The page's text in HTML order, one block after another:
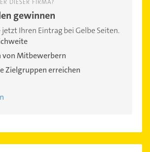
DIESER FIRMA?
gewinnen
jetzt Ihren Eintrag bei Gelbe Seiten.
von Mitbewerbern
Zielgruppen erreichen